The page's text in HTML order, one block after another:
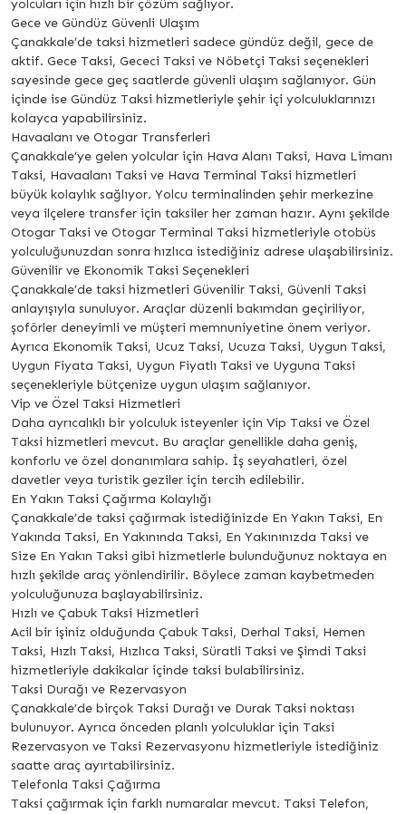
yolcuları için hızlı bir çözüm sağlıyor.
Gece ve Gündüz Güvenli Ulaşım
Çanakkale’de taksi hizmetleri sadece gündüz değil, gece de
aktif. Gece Taksi, Gececi Taksi ve Nöbetçi Taksi seçenekleri
sayesinde gece geç saatlerde güvenli ulaşım sağlanıyor. Gün
içinde ise Gündüz Taksi hizmetleriyle şehir içi yolculuklarınızı
kolayca yapabilirsiniz.
Havaalanı ve Otogar Transferleri
Çanakkale’ye gelen yolcular için Hava Alanı Taksi, Hava Limanı
Taksi, Havaalanı Taksi ve Hava Terminal Taksi hizmetleri
büyük kolaylık sağlıyor. Yolcu terminalinden şehir merkezine
veya ilçelere transfer için taksiler her zaman hazır. Aynı şekilde
Otogar Taksi ve Otogar Terminal Taksi hizmetleriyle otobüs
yolculuğunuzdan sonra hızlıca istediğiniz adrese ulaşabilirsiniz.
Güvenilir ve Ekonomik Taksi Seçenekleri
Çanakkale’de taksi hizmetleri Güvenilir Taksi, Güvenli Taksi
anlayışıyla sunuluyor. Araçlar düzenli bakımdan geçiriliyor,
şoförler deneyimli ve müşteri memnuniyetine önem veriyor.
Ayrıca Ekonomik Taksi, Ucuz Taksi, Ucuza Taksi, Uygun Taksi,
Uygun Fiyata Taksi, Uygun Fiyatlı Taksi ve Uyguna Taksi
seçenekleriyle bütçenize uygun ulaşım sağlanıyor.
Vip ve Özel Taksi Hizmetleri
Daha ayrıcalıklı bir yolculuk isteyenler için Vip Taksi ve Özel
Taksi hizmetleri mevcut. Bu araçlar genellikle daha geniş,
konforlu ve özel donanımlara sahip. İş seyahatleri, özel
davetler veya turistik geziler için tercih edilebilir.
En Yakın Taksi Çağırma Kolaylığı
Çanakkale’de taksi çağırmak istediğinizde En Yakın Taksi, En
Yakında Taksi, En Yakınında Taksi, En Yakınınızda Taksi ve
Size En Yakın Taksi gibi hizmetlerle bulunduğunuz noktaya en
hızlı şekilde araç yönlendirilir. Böylece zaman kaybetmeden
yolculuğunuza başlayabilirsiniz.
Hızlı ve Çabuk Taksi Hizmetleri
Acil bir işiniz olduğunda Çabuk Taksi, Derhal Taksi, Hemen
Taksi, Hızlı Taksi, Hızlıca Taksi, Süratli Taksi ve Şimdi Taksi
hizmetleriyle dakikalar içinde taksi bulabilirsiniz.
Taksi Durağı ve Rezervasyon
Çanakkale’de birçok Taksi Durağı ve Durak Taksi noktası
bulunuyor. Ayrıca önceden planlı yolculuklar için Taksi
Rezervasyon ve Taksi Rezervasyonu hizmetleriyle istediğiniz
saatte araç ayırtabilirsiniz.
Telefonla Taksi Çağırma
Taksi çağırmak için farklı numaralar mevcut. Taksi Telefon,